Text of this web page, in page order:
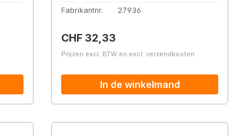
Fabrikantnr.
27936
Normale prijs:
CHF 32,33
Prijzen excl. BTW en excl. verzendkosten
In de winkelmand